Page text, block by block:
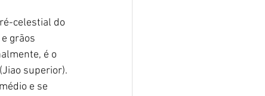
celestial do
grãos
é o
superior).
e se